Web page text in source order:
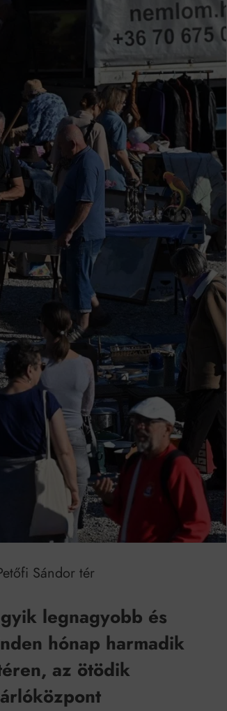
is nőhetnek a bérleti díjak a ponthatárhirdetés
után az egyetemi városokban
nem Krisztust szépítette meg: minket leplezett le
Ahol köszönnek, ott még van város
Amikor a Tetris boldogabbá tesz, mint a szerelem
Létezik tökéletes élet: Truman is elhitte
Frigyes: a zseni, aki belenézett a saját koponyájába
Ki akarsz törni. De miből?
Az öregség nem csak ránc?
még mindig Pradát visel. De te miért öltözöl hozzá?
Móricz Zsigmond: falusi író vagy boncmester?
a világot akarja uralni – de nem csak a 80-as években
a bevált technológia akkor működik, ha jól van felújítva
Sándor tér
legnagyobb és
hónap harmadik
az ötödik